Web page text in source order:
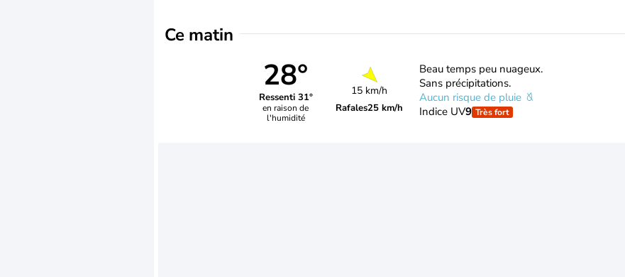
Ce matin
28°
Ressenti 31°
en raison de
l'humidité
15 km/h
Rafales25 km/h
Beau temps peu nuageux.
Sans précipitations.
Aucun risque de pluie
Indice UV9 Très fort